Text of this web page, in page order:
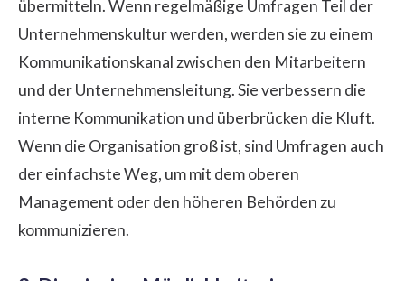
übermitteln. Wenn regelmäßige Umfragen Teil der
Unternehmenskultur werden, werden sie zu einem
Kommunikationskanal zwischen den Mitarbeitern
und der Unternehmensleitung. Sie verbessern die
interne Kommunikation und überbrücken die Kluft.
Wenn die Organisation groß ist, sind Umfragen auch
der einfachste Weg, um mit dem oberen
Management oder den höheren Behörden zu
kommunizieren.